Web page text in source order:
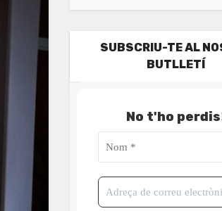
SUBSCRIU-TE AL
BUTLLETÍ
No t'ho perdis